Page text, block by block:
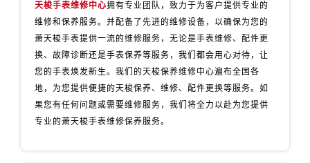
天梭手表维修中心拥有专业团队，致力于为客户提供专业的
维修和保养服务。并配备了先进的维修设备，以确保为您的
萧天梭手表提供一流的维修服务，无论是手表维修、配件更
换、故障诊断还是手表保养等服务，我们都会用心对待，让
您的手表焕发新生。我们的天梭保养维修中心遍布全国各
地，为您提供便捷的天梭保养、维修、配件更换等服务。如
果您有任何问题或需要维修服务，我们将全力以赴为您提供
专业的萧天梭手表维修保养服务。